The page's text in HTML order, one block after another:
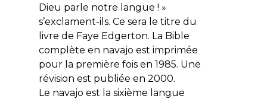
Dieu parle notre langue ! »
s’exclament-ils. Ce sera le titre du
livre de Faye Edgerton. La Bible
complète en navajo est imprimée
pour la première fois en 1985. Une
révision est publiée en 2000.
Le navajo est la sixième langue